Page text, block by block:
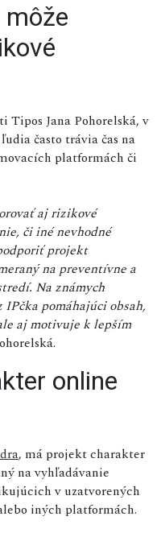
môže
Tipos Jana Pohorelská, v
často trávia čas na
platformách či
aj rizikové
či iné nevhodné
projekt
na preventívne a
Na známych
pomáhajúci obsah,
aj motivuje k lepším
online
, má projekt charakter
na vyhľadávanie
v uzatvorených
iných platformách.